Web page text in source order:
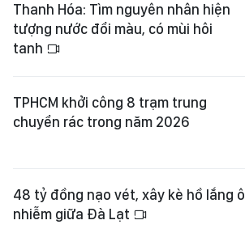
Thanh Hóa: Tìm nguyên nhân hiện
tượng nước đổi màu, có mùi hôi
tanh
TPHCM khởi công 8 trạm trung
chuyển rác trong năm 2026
48 tỷ đồng nạo vét, xây kè hồ lắng ô
nhiễm giữa Đà Lạt